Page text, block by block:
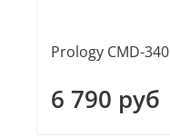
Prology CMD-340
6 790 руб